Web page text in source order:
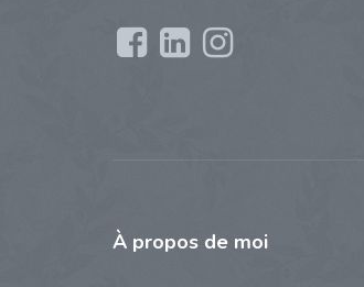
À propos de moi